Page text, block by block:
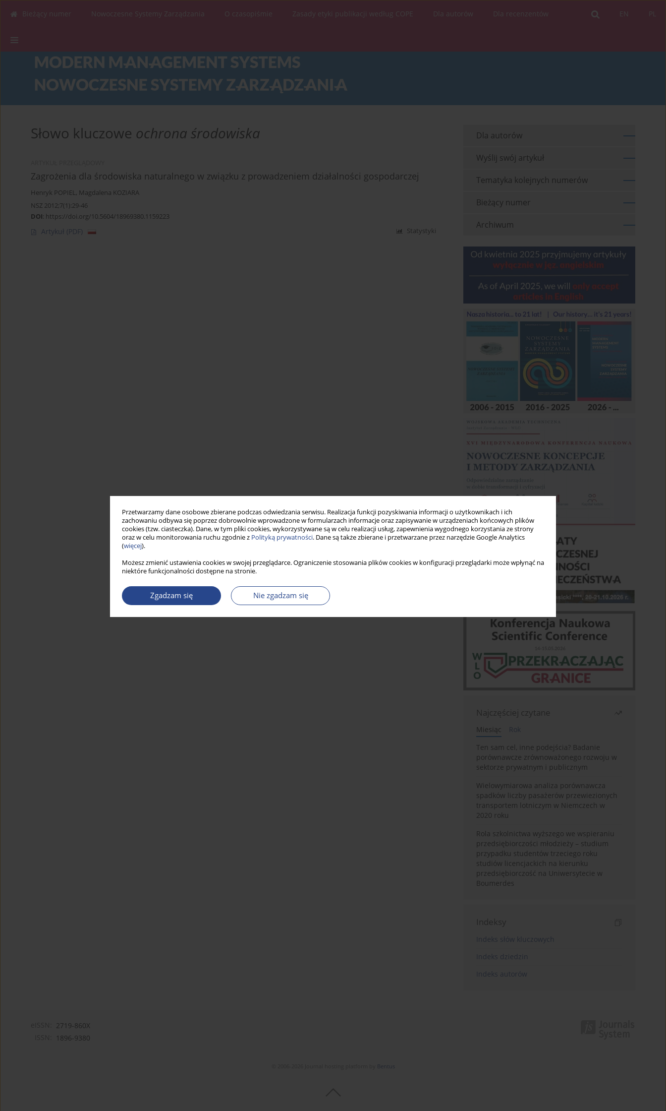
Przetwarzamy dane osobowe zbierane podczas odwiedzania serwisu. Realizacja funkcji pozyskiwania informacji o użytkownikach i ich
zachowaniu odbywa się poprzez dobrowolnie wprowadzone w formularzach informacje oraz zapisywanie w urządzeniach końcowych plików
cookies (tzw. ciasteczka). Dane, w tym pliki cookies, wykorzystywane są w celu realizacji usług, zapewnienia wygodnego korzystania ze strony
oraz w celu monitorowania ruchu zgodnie z Polityką prywatności. Dane są także zbierane i przetwarzane przez narzędzie Google Analytics
(więcej).
Możesz zmienić ustawienia cookies w swojej przeglądarce. Ograniczenie stosowania plików cookies w konfiguracji przeglądarki może wpłynąć na
niektóre funkcjonalności dostępne na stronie.
Zgadzam się Nie zgadzam się
PL
EN
Bieżący numer Nowoczesne Systemy Zarządzania O czasopiśmie Zasady etyki publikacji według COPE Dla autorów Dla recenzentów
Słowo kluczowe ochrona środowiska
Zagrożenia dla środowiska naturalnego w związku z prowadzeniem działalności gospodarczej
Henryk POPIEL, Magdalena KOZIARA
NSZ 2012;7(1):29-46
DOI: https://doi.org/10.5604/18969380.1159223
Artykuł (PDF) Statystyki
Dla autorów
Wyślij swój artykuł
Tematyka kolejnych numerów
Bieżący numer
Archiwum
Najczęściej czytane
Miesiąc
Rok
Ten sam cel, inne podejścia? Badanie
porównawcze zrównoważonego rozwoju w
sektorze prywatnym i publicznym
Wielowymiarowa analiza porównawcza
spadków liczby pasażerów przewiezionych
transportem lotniczym w Niemczech w
2020 roku
Rola szkolnictwa wyższego we wspieraniu
przedsiębiorczości młodzieży – studium
przypadku studentów trzeciego roku
studiów licencjackich na kierunku
przedsiębiorczość na Uniwersytecie w
Boumerdes
Indeksy
Indeks słów kluczowych
Indeks dziedzin
Indeks autorów
2719-860X
1896-9380
Bentus